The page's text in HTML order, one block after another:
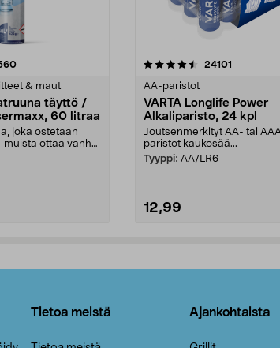
arvostelut
& maut
täyttö /
60 litraa
joka ostetaan
muista ottaa vanha
24101
AA-paristot
VARTA Longlife Power
Alkaliparisto, 24 kpl
Joutsenmerkityt AA- tai
paristot kaukosää...
Tyyppi: AA/LR6
12,99
4.5viidestä
Tietoa meistä Ajankohtaista